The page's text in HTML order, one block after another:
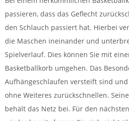
passieren, dass das Geflecht
den Schlauch passiert hat. Hierbei
die Maschen ineinander und
Spielverlauf. Dies können Sie mit
Basketballkorb umgehen. Das
Aufhängeschlaufen versteift sind
ohne Weiteres zurückschnellen.
behält das Netz bei. Für den